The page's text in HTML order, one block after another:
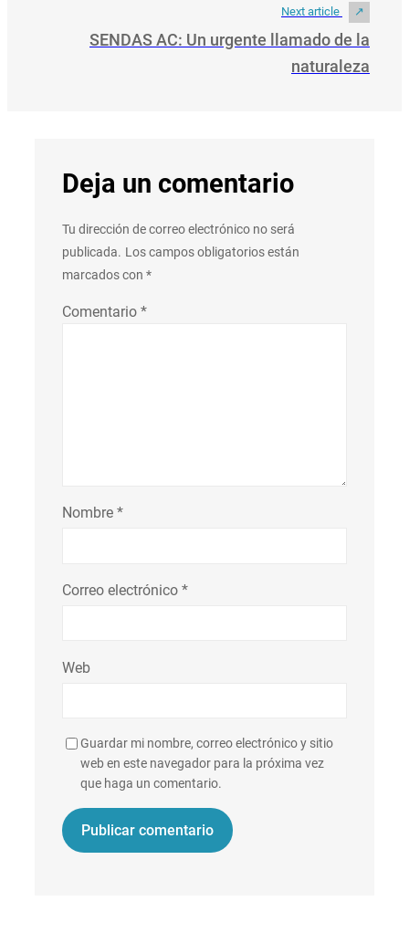
Next article
SENDAS AC: Un urgente llamado de la
naturaleza
Deja un comentario
Tu dirección de correo electrónico no será
publicada. Los campos obligatorios están
marcados con *
Comentario *
Nombre *
Correo electrónico *
Web
Guardar mi nombre, correo electrónico y sitio
web en este navegador para la próxima vez
que haga un comentario.